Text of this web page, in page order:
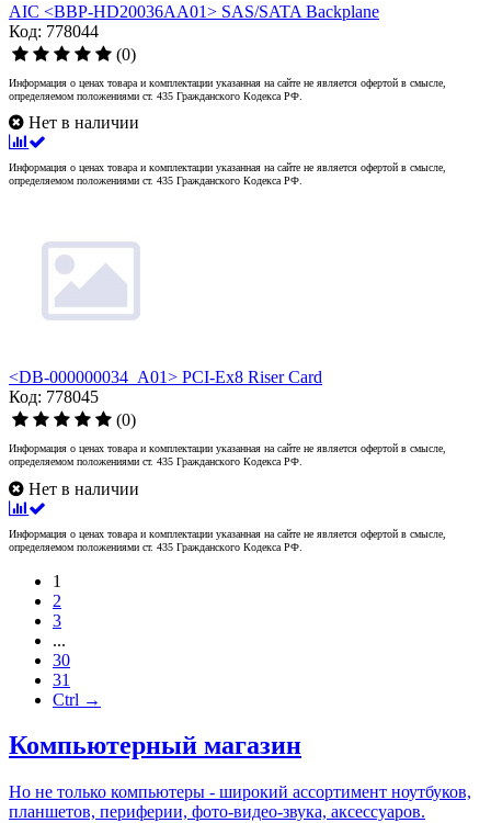
AIC <BBP-HD20036AA01> SAS/SATA Backplane
Код: 778044
(0)
Информация о ценах товара и комплектации указанная на сайте не является офертой в смысле,
определяемом положениями ст. 435 Гражданского Кодекса РФ.
Нет в наличии
Информация о ценах товара и комплектации указанная на сайте не является офертой в смысле,
определяемом положениями ст. 435 Гражданского Кодекса РФ.
<DB-000000034_A01> PCI-Ex8 Riser Card
Код: 778045
(0)
Информация о ценах товара и комплектации указанная на сайте не является офертой в смысле,
определяемом положениями ст. 435 Гражданского Кодекса РФ.
Нет в наличии
Информация о ценах товара и комплектации указанная на сайте не является офертой в смысле,
определяемом положениями ст. 435 Гражданского Кодекса РФ.
1
2
3
...
30
31
Ctrl →
Компьютерный магазин
Но не только компьютеры - широкий ассортимент ноутбуков,
планшетов, периферии, фото-видео-звука, аксессуаров.